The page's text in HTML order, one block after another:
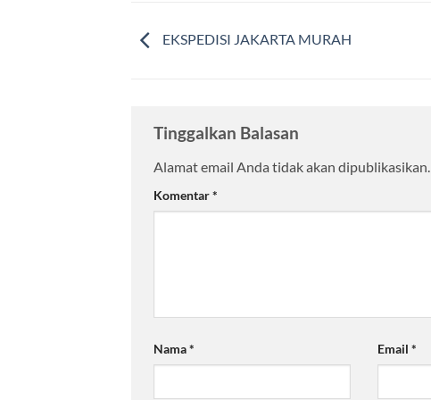
EKSPEDISI JAKARTA MURAH
Tinggalkan Balasan
Alamat email Anda tidak akan dipublikasikan.
Komentar*
Nama* Email *